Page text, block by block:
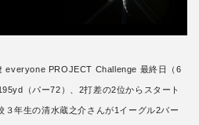
everyone PROJECT Challenge 最終日（6
（パー72）、2打差の2位からスタート
３年生の清水蔵之介さんが1イーグル2バー